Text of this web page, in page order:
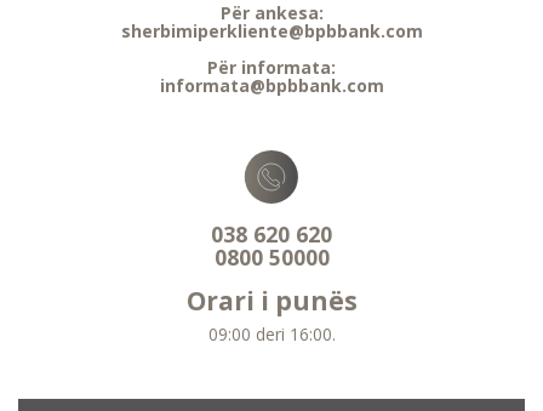
Për ankesa:
sherbimiperkliente@bpbbank.com
Për informata:
informata@bpbbank.com
038 620 620
0800 50000
Orari i punës
09:00 deri 16:00.